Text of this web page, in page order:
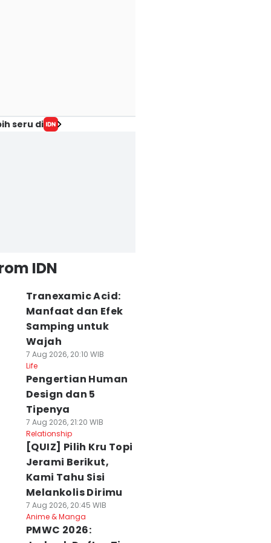
seru di
IDN
Tranexamic Acid:
Manfaat dan Efek
Samping untuk
Wajah
7 Aug 2026, 20:10 WIB
Life
Pengertian Human
Design dan 5
Tipenya
7 Aug 2026, 21:20 WIB
Relationship
[QUIZ] Pilih Kru Topi
Jerami Berikut,
Kami Tahu Sisi
Melankolis Dirimu
7 Aug 2026, 20:45 WIB
Anime & Manga
PMWC 2026: